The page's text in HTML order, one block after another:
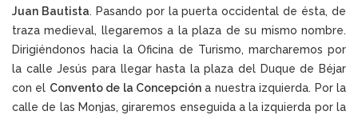
Juan Bautista. Pasando por la puerta occidental de ésta, de
traza medieval, llegaremos a la plaza de su mismo nombre.
Dirigiéndonos hacia la Oficina de Turismo, marcharemos por
la calle Jesús para llegar hasta la plaza del Duque de Béjar
con el Convento de la Concepción a nuestra izquierda. Por la
calle de las Monjas, giraremos enseguida a la izquierda por la